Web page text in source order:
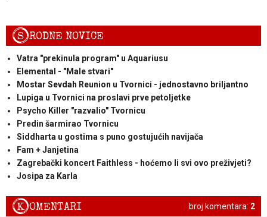
SRODNE NOVICE
Vatra "prekinula program" u Aquariusu
Elemental - "Male stvari"
Mostar Sevdah Reunion u Tvornici - jednostavno briljantno
Lupiga u Tvornici na proslavi prve petoljetke
Psycho Killer "razvalio" Tvornicu
Predin šarmirao Tvornicu
Siddharta u gostima s puno gostujućih navijača
Fam + Janjetina
Zagrebački koncert Faithless - hoćemo li svi ovo preživjeti?
Josipa za Karla
broj komentara: 2
KOMENTARI